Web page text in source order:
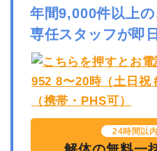
年間9,000件以上
専任スタッフが即
24時間以